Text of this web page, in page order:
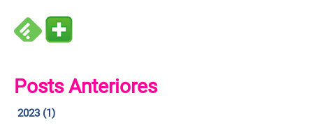
Posts Anteriores
2023 (1)